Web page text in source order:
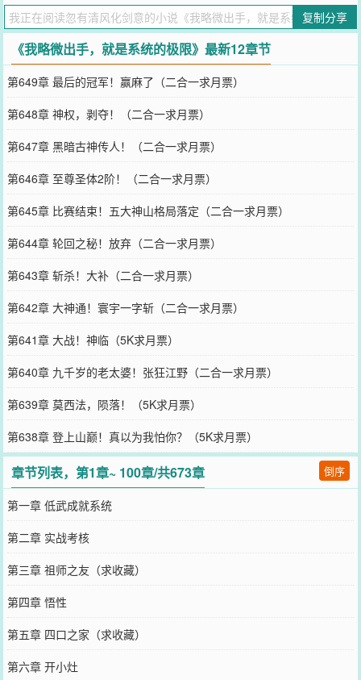
此，江野在高武世界一路狂飙。当他刚踏上修炼之路时。【您的拳力
达到两百公斤，达到本系统上限！解锁成就：武道大家】【奖励：体
质蜕变！】当他突破第一个境界时。【您的实力已经超过低武世界
99%的武者，解锁成就：武道大宗师】【奖励：道骨重塑！】正当江
野以为自己会继续这么按部就班下去时。某一天，他登上了飞机。
【您的速度已经超越整个低武世界！解锁成就：武神！！】......多年
以后。江野屹立在宇宙之巅，被无数强者尊为“最强武神”。可江野听
到这个称呼后，却是不满的摇了摇头：“武神？我早在初入武道的时候
就已经是了！”（本书又名：《武道一境，你说我是武神？》）
您要是觉得《我略微出手，就是系统的极限
向您QQ群和微博微信里的朋友推荐哦！
复制分享
《我略微出手，就是系统的极限》最新12章节
第649章 最后的冠军！赢麻了（二合一求月票）
第648章 神权，剥夺！（二合一求月票）
第647章 黑暗古神传人！（二合一求月票）
第646章 至尊圣体2阶！（二合一求月票）
第645章 比赛结束！五大神山格局落定（二合一求月票）
第644章 轮回之秘！放弃（二合一求月票）
第643章 斩杀！大补（二合一求月票）
第642章 大神通！寰宇一字斩（二合一求月票）
第641章 大战！神临（5K求月票）
第640章 九千岁的老太婆！张狂江野（二合一求月票）
第639章 莫西法，陨落！（5K求月票）
第638章 登上山巅！真以为我怕你？（5K求月票）
章节列表，第1章~ 100章/共673章 倒序
第一章 低武成就系统
第二章 实战考核
第三章 祖师之友（求收藏）
第四章 悟性
第五章 四口之家（求收藏）
第六章 开小灶